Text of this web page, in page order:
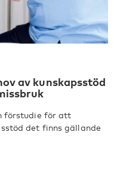
av kunskapsstöd
förstudie för att
det finns gällande